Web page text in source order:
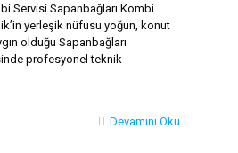
Servisi Sapanbağları Kombi
yerleşik nüfusu yoğun, konut
olduğu Sapanbağları
profesyonel teknik
Devamını Oku